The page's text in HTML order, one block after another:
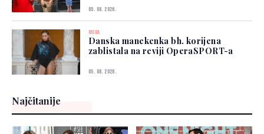
05. 08. 2026.
MODA
Danska manekenka bh. korijena
zablistala na reviji OperaSPORT-a
05. 08. 2026.
Najčitanije